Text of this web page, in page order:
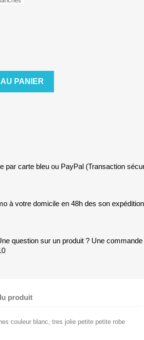
PANIER
par carte bleu ou PayPal (Transaction
à votre domicile en 48h des son
question sur un produit ? Une commande
produit
couleur blanc, tres jolie petite petite robe